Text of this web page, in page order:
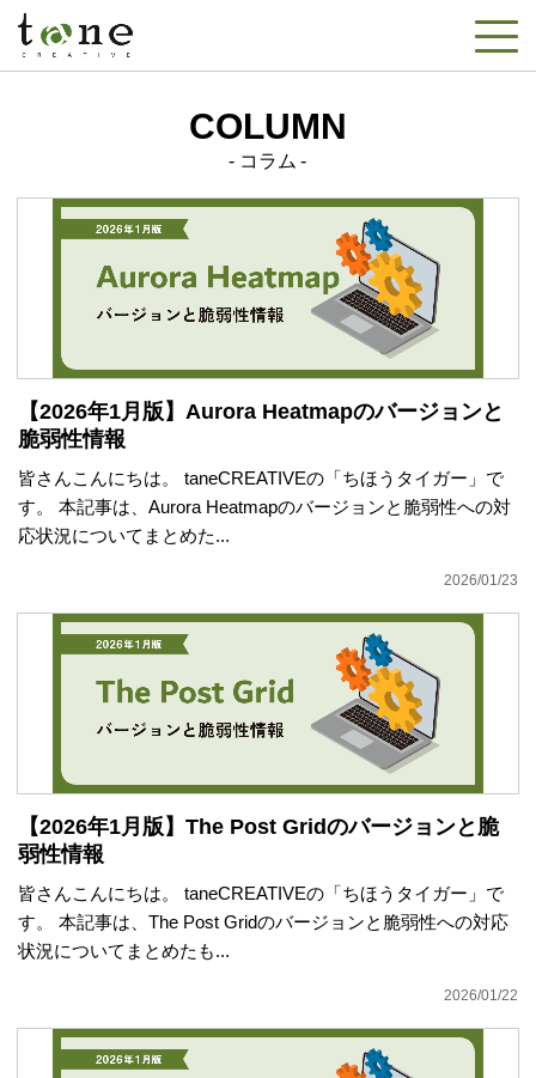
COLUMN
コラム
【2026年1月版】Aurora Heatmapのバージョンと
脆弱性情報
皆さんこんにちは。 taneCREATIVEの「ちほうタイガー」で
す。 本記事は、Aurora Heatmapのバージョンと脆弱性への対
応状況についてまとめた...
2026/01/23
【2026年1月版】The Post Gridのバージョンと脆
弱性情報
皆さんこんにちは。 taneCREATIVEの「ちほうタイガー」で
す。 本記事は、The Post Gridのバージョンと脆弱性への対応
状況についてまとめたも...
2026/01/22